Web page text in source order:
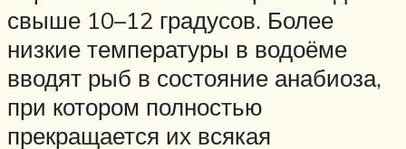
свыше 10–12 градусов. Более
низкие температуры в водоёме
вводят рыб в состояние анабиоза,
при котором полностью
прекращается их всякая